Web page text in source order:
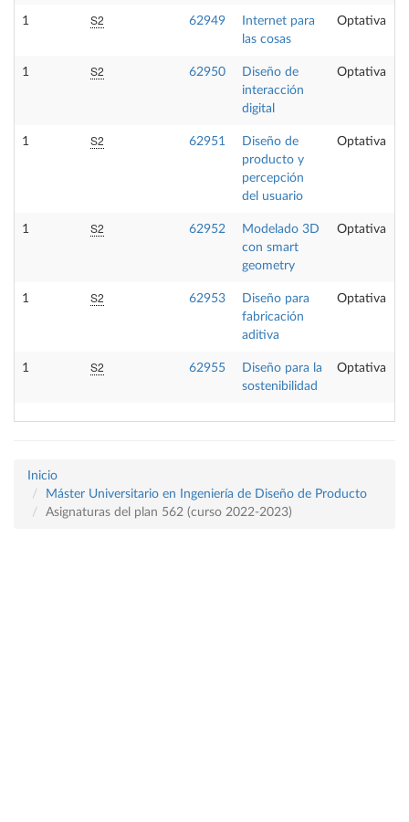
1 S2 62949
Internet para
las cosas
Optativa
1 S2 62950
Diseño de
interacción
digital
Optativa
1 S2 62951
Diseño de
producto y
percepción
del usuario
Optativa
1 S2 62952
Modelado 3D
con smart
geometry
Optativa
1 S2 62953
Diseño para
fabricación
aditiva
Optativa
1 S2 62955
Diseño para la
sostenibilidad
Optativa
Inicio
Máster Universitario en Ingeniería de Diseño de Producto
Asignaturas del plan 562 (curso 2022-2023)